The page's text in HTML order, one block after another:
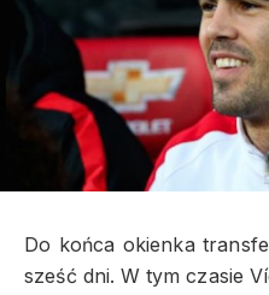
Do końca okienka
sześć dni. W tym czasie